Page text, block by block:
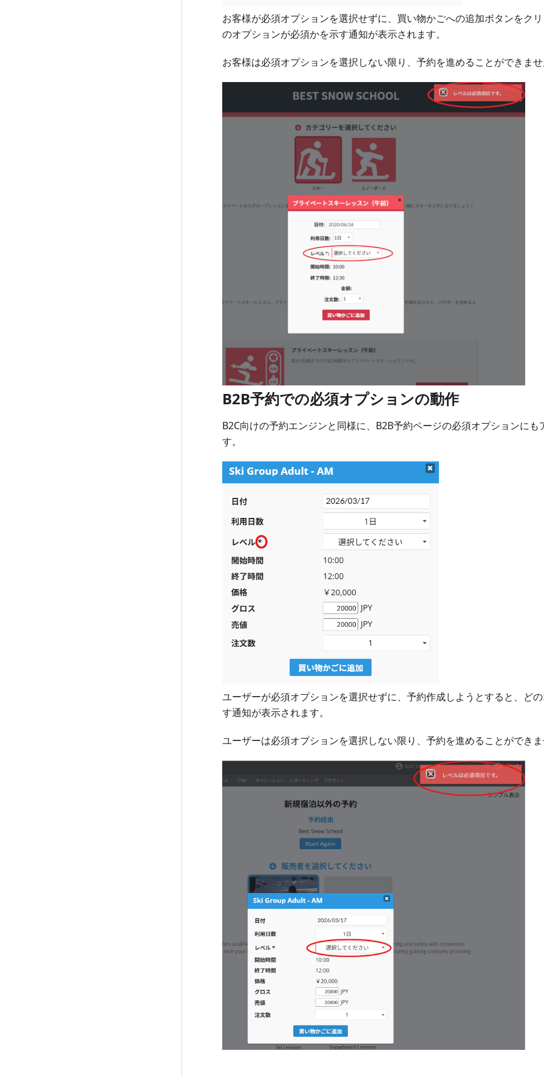
お客様が必須オプションを選択せずに、買い物かごへの追加ボタンをク
のオプションが必須かを示す通知が表示されます。
お客様は必須オプションを選択しない限り、予約を進めることができま
B2B予約での必須オプションの動作
B2C向けの予約エンジンと同様に、B2B予約ページの必須オプションに
す。
ユーザーが必須オプションを選択せずに、予約作成しようとすると、ど
す通知が表示されます。
ユーザーは必須オプションを選択しない限り、予約を進めることができ